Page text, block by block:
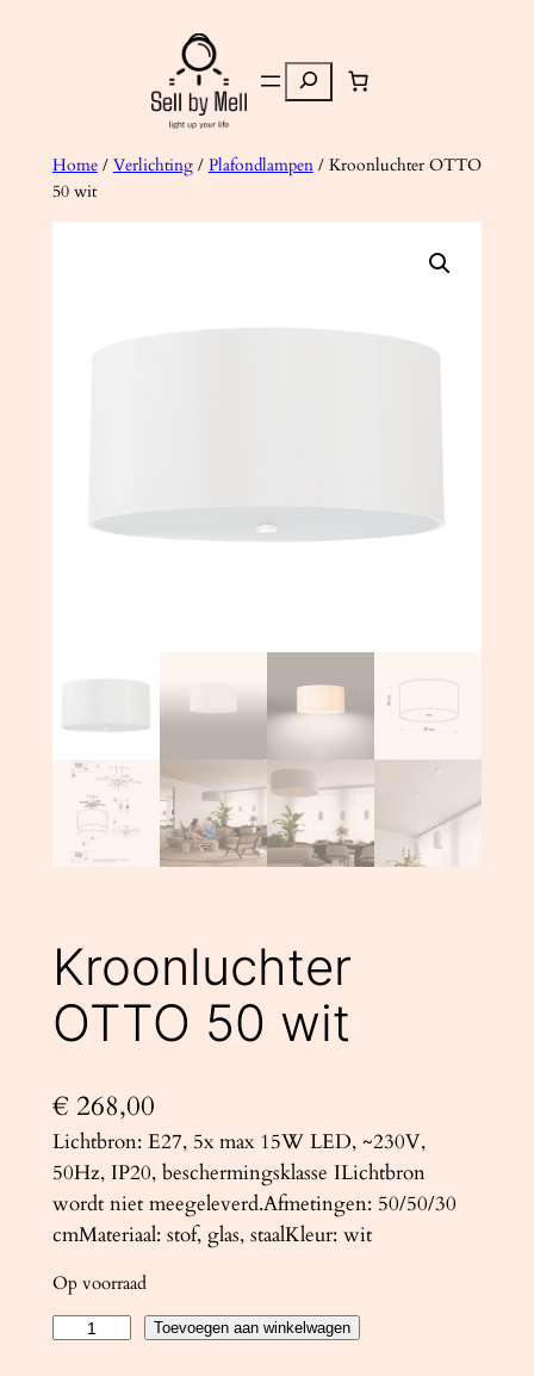
Zoeken
Home/ Verlichting/ Plafondlampen/ Kroonluchter OTTO
50 wit
Kroonluchter
OTTO 50 wit
€ 268,00
Lichtbron: E27, 5x max 15W LED, ~230V,
50Hz, IP20, beschermingsklasse ILichtbron
wordt niet meegeleverd.Afmetingen: 50/50/30
cmMateriaal: stof, glas, staalKleur: wit
Op voorraad
Toevoegen aan winkelwagen